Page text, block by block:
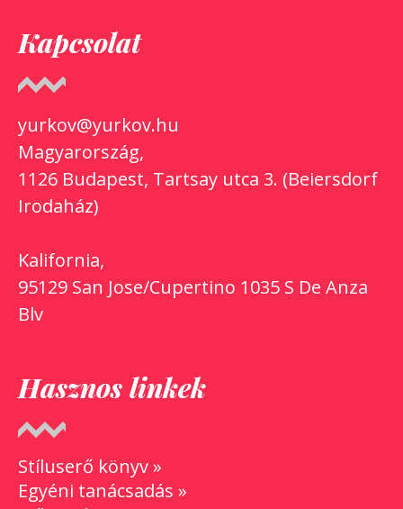
Kapcsolat
yurkov@yurkov.hu
Magyarország,
1126 Budapest, Tartsay utca 3. (Beiersdorf
Irodaház)
Kalifornia,
95129 San Jose/Cupertino 1035 S De Anza
Blv
Hasznos linkek
Stíluserő könyv »
Egyéni tanácsadás »